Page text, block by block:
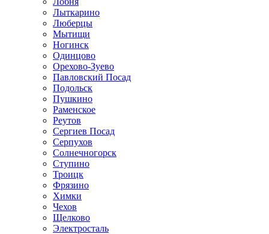
Лыткарино
Люберцы
Мытищи
Ногинск
Одинцово
Орехово-Зуево
Павловский Посад
Подольск
Пушкино
Раменское
Реутов
Сергиев Посад
Серпухов
Солнечногорск
Ступино
Троицк
Фрязино
Химки
Чехов
Щелково
Электросталь